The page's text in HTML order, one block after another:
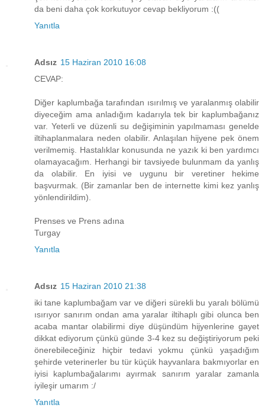
da beni daha çok korkutuyor cevap bekliyorum :((
Yanıtla
Adsız 15 Haziran 2010 16:08
CEVAP:
Diğer kaplumbağa tarafından ısırılmış ve yaralanmış olabilir
diyeceğim ama anladığım kadarıyla tek bir kaplumbağanız
var. Yeterli ve düzenli su değişiminin yapılmaması genelde
iltihaplanmalara neden olabilir. Anlaşılan hijyene pek önem
verilmemiş. Hastalıklar konusunda ne yazık ki ben yardımcı
olamayacağım. Herhangi bir tavsiyede bulunmam da yanlış
da olabilir. En iyisi ve uygunu bir veretiner hekime
başvurmak. (Bir zamanlar ben de internette kimi kez yanlış
yönlendirildim).
Prenses ve Prens adına
Turgay
Yanıtla
Adsız 15 Haziran 2010 21:38
iki tane kaplumbağam var ve diğeri sürekli bu yaralı bölümü
ısırıyor sanırım ondan ama yaralar iltihaplı gibi olunca ben
acaba mantar olabilirmi diye düşündüm hijyenlerine gayet
dikkat ediyorum çünkü günde 3-4 kez su değiştiriyorum peki
önerebileceğiniz hiçbir tedavi yokmu çünkü yaşadığım
şehirde veterinerler bu tür küçük hayvanlara bakmıyorlar en
iyisi kaplumbağalarımı ayırmak sanırım yaralar zamanla
iyileşir umarım :/
Yanıtla